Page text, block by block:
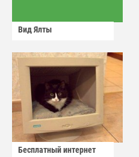
Вид Ялты
Бесплатный интернет